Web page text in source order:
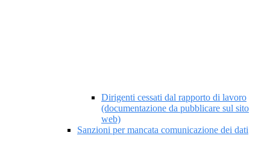
Dirigenti cessati dal rapporto di lavoro
(documentazione da pubblicare sul sito
web)
Sanzioni per mancata comunicazione dei dati